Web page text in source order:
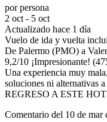
por persona
2 oct - 5 oct
Actualizado hace 1 día
Vuelo de ida y vuelta
De Palermo (PMO) a
9,2/10 ¡Impresionante!
Una experiencia muy
soluciones ni alternativas
REGRESO A ESTE
Comentario del 10 de mar